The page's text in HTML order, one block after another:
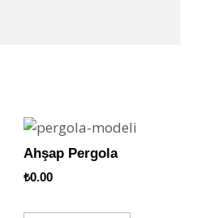
Ahşap Pergola
₺0.00